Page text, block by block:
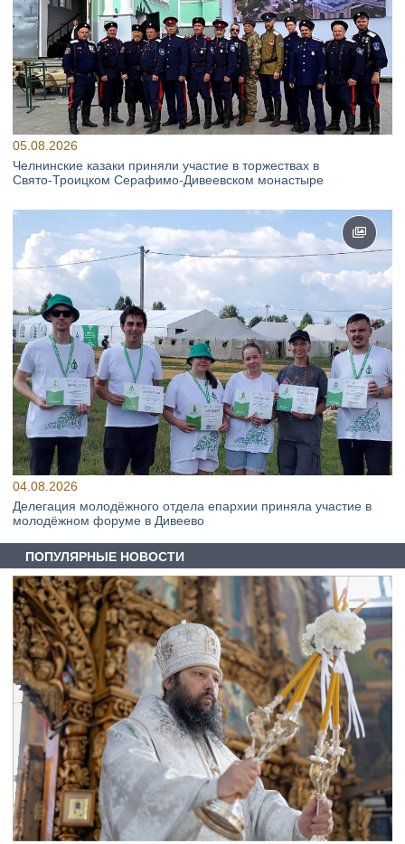
05.08.2026
Челнинские казаки приняли участие в торжествах в
Свято‑Троицком Серафимо‑Дивеевском монастыре
04.08.2026
Делегация молодёжного отдела епархии приняла участие в
молодёжном форуме в Дивеево
ПОПУЛЯРНЫЕ НОВОСТИ